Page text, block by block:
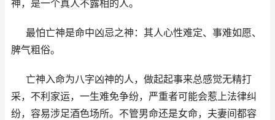
神，是一个真人不露相的人。
最怕亡神是命中凶忌之神：其人心性难定、事难如愿、
脾气粗俗。
亡神入命为八字凶神的人，做起起事来总感觉无精打
采，不利家运，一生难免争纷，严重者可能会惹上法律纠
纷，容易涉足酒色场所。不管男命还是女命，夫妻间都容